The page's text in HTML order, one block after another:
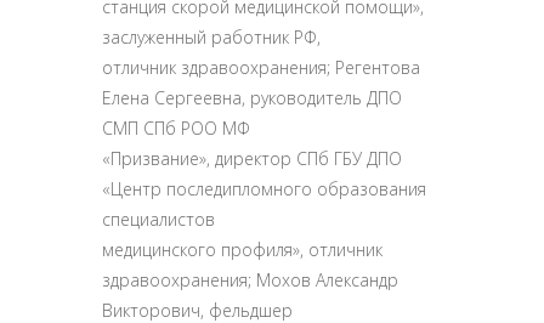
станция скорой медицинской помощи»,
заслуженный работник РФ,
отличник здравоохранения; Регентова
Елена Сергеевна, руководитель ДПО
СМП СПб РОО МФ
«Призвание», директор СПб ГБУ ДПО
«Центр последипломного образования
специалистов
медицинского профиля», отличник
здравоохранения; Мохов Александр
Викторович, фельдшер